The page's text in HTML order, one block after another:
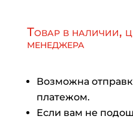
Товар в наличии,
менеджера
Возможна
платежом.
Если вам не